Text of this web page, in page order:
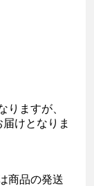
りますが、
けとなりま
商品の発送